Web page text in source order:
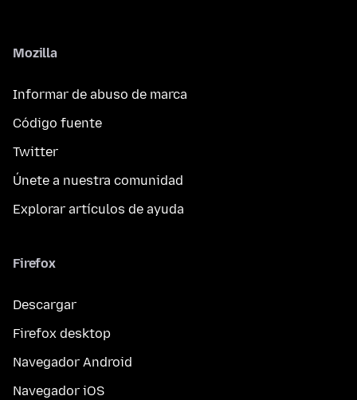
Mozilla
Informar de abuso de marca
Código fuente
Twitter
Únete a nuestra comunidad
Explorar artículos de ayuda
Firefox
Descargar
Firefox desktop
Navegador Android
Navegador iOS